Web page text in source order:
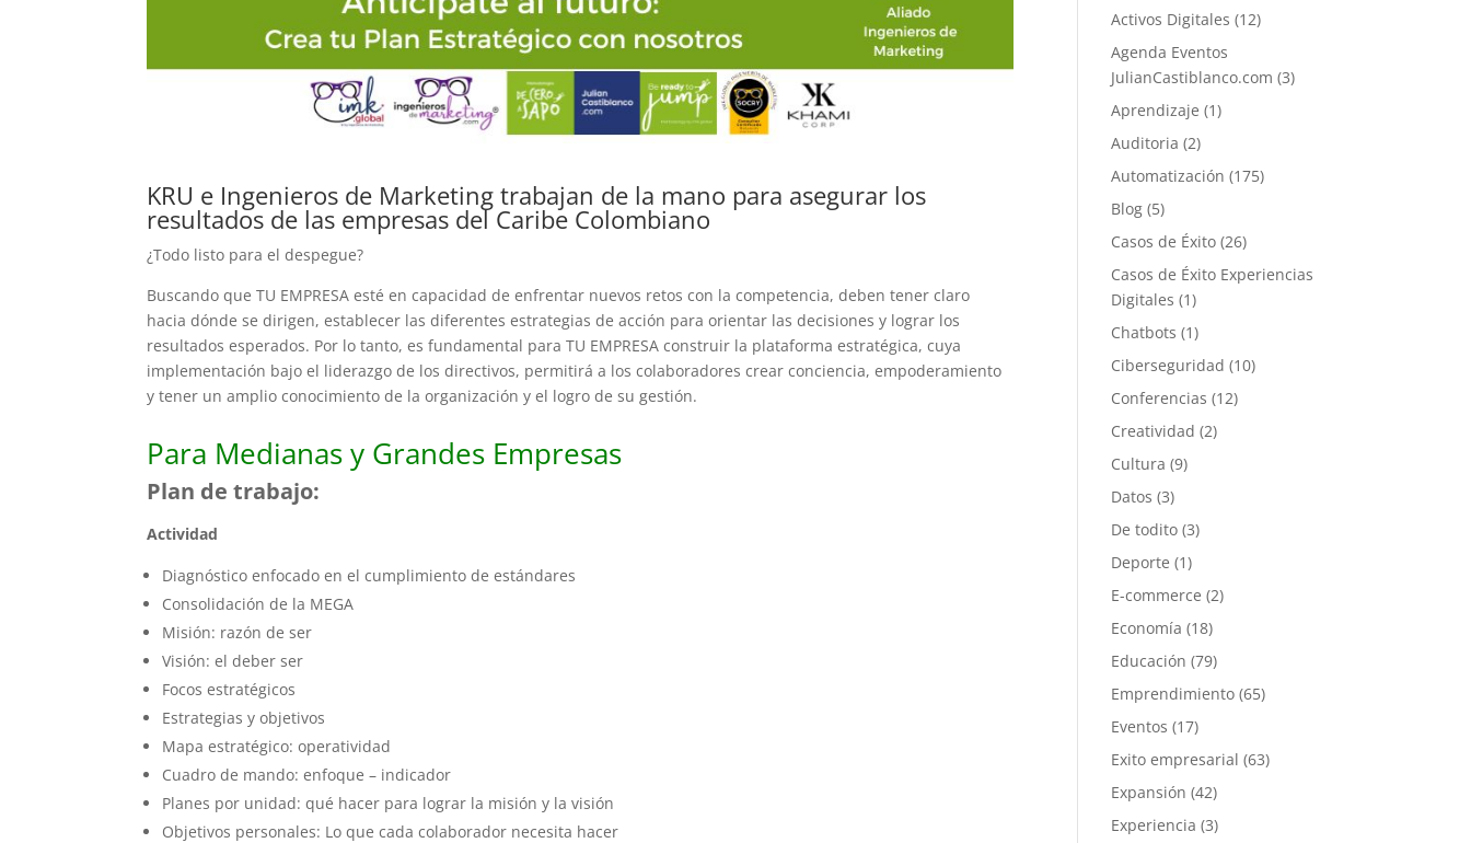
KRU e Ingenieros de Marketing trabajan de la mano para asegurar los
resultados de las empresas del Caribe Colombiano
¿Todo listo para el despegue?
Buscando que TU EMPRESA esté en capacidad de enfrentar nuevos retos con la competencia, deben tener claro
hacia dónde se dirigen, establecer las diferentes estrategias de acción para orientar las decisiones y lograr los
resultados esperados. Por lo tanto, es fundamental para TU EMPRESA construir la plataforma estratégica, cuya
implementación bajo el liderazgo de los directivos, permitirá a los colaboradores crear conciencia, empoderamiento
y tener un amplio conocimiento de la organización y el logro de su gestión.
Para Medianas y Grandes Empresas
Plan de trabajo:
Actividad
Diagnóstico enfocado en el cumplimiento de estándares
Consolidación de la MEGA
Misión: razón de ser
Visión: el deber ser
Focos estratégicos
Estrategias y objetivos
Mapa estratégico: operatividad
Cuadro de mando: enfoque – indicador
Planes por unidad: qué hacer para lograr la misión y la visión
Objetivos personales: Lo que cada colaborador necesita hacer
Activos Digitales (12)
Agenda Eventos
JulianCastiblanco.com (3)
Aprendizaje (1)
Auditoria (2)
Automatización (175)
Blog (5)
Casos de Éxito (26)
Casos de Éxito Experiencias
Digitales (1)
Chatbots (1)
Ciberseguridad (10)
Conferencias (12)
Creatividad (2)
Cultura (9)
Datos (3)
De todito (3)
Deporte (1)
E-commerce (2)
Economía (18)
Educación (79)
Emprendimiento (65)
Eventos (17)
Exito empresarial (63)
Expansión (42)
Experiencia (3)